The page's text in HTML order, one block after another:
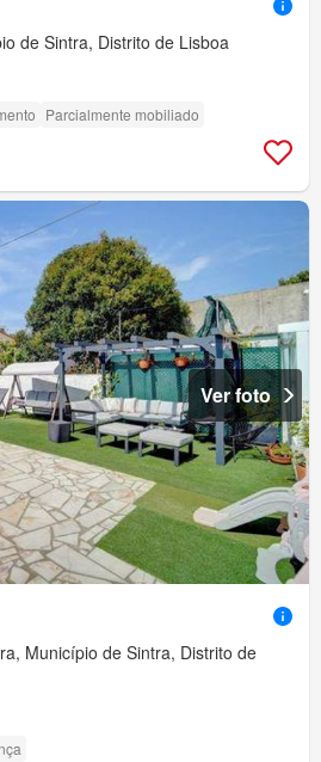
de Sintra, Distrito de Lisboa
Parcialmente mobiliado
Ver foto
Município de Sintra, Distrito de